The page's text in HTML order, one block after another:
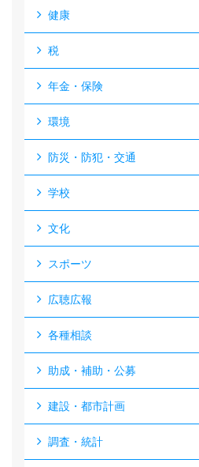
健康
税
年金・保険
環境
防災・防犯・交通
学校
文化
スポーツ
広聴広報
各種相談
助成・補助・公募
建設・都市計画
調査・統計